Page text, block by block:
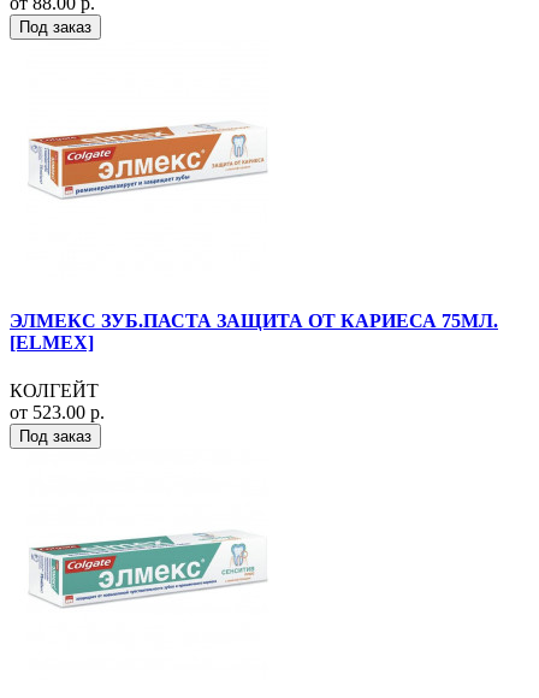
Под заказ
ЭЛМЕКС ЗУБ.ПАСТА ЗАЩИТА ОТ КАРИЕСА 75МЛ.
[ELMEX]
КОЛГЕЙТ
от 523.00 р.
Под заказ